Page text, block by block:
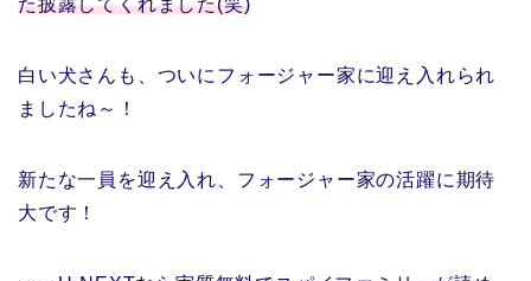
た披露してくれました(笑)
白い犬さんも、ついにフォージャー家に迎え入れられ
ましたね～！
新たな一員を迎え入れ、フォージャー家の活躍に期待
大です！